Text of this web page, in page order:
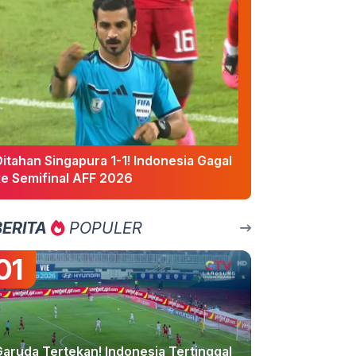
Singapura 1-1! Indonesia Gagal
Semifinal AFF 2026
POPULER
Tertekan! Indonesia Tertinggal